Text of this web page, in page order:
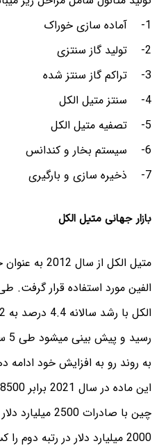
1- آماده سازی خوراک
2- تولید گاز سنتزی
3- تراکم گاز سنتز شده
4- سنتز متیل الکل
5- تصفیه متیل الکل
6- سیستم بخار و کندانس
7- ذخیره سازی و بارگیری
بازار جهانی متیل الکل
متیل الکل از
به روند رو به افزایش خود
چین با صادرات
2000 میلیارد دلار در رتبه